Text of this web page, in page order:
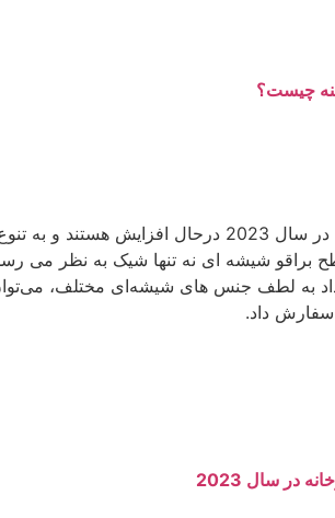
چیست؟
کابینت آشپزخانه با نمای شیشه ای شیک و فوق مدرن به نظر می رسند کابینت های
شیشه ای نه تنها شیک به نظر می رسد،
لطف جنس های شیشه‌ای مختلف، می‌توان
داد.
در سال 2023